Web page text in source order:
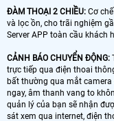
ĐÀM THOẠI 2 CHIỀU: Cơ
và lọc ồn, cho trãi nghiệm
Server APP toàn cầu khách
CẢNH BÁO CHUYỂN ĐỘNG:
trực tiếp qua điện thoai
bất thường qua mắt
ngay, âm thanh vang to
quản lý của bạn sẽ nhận
sát xem qua internet, điện